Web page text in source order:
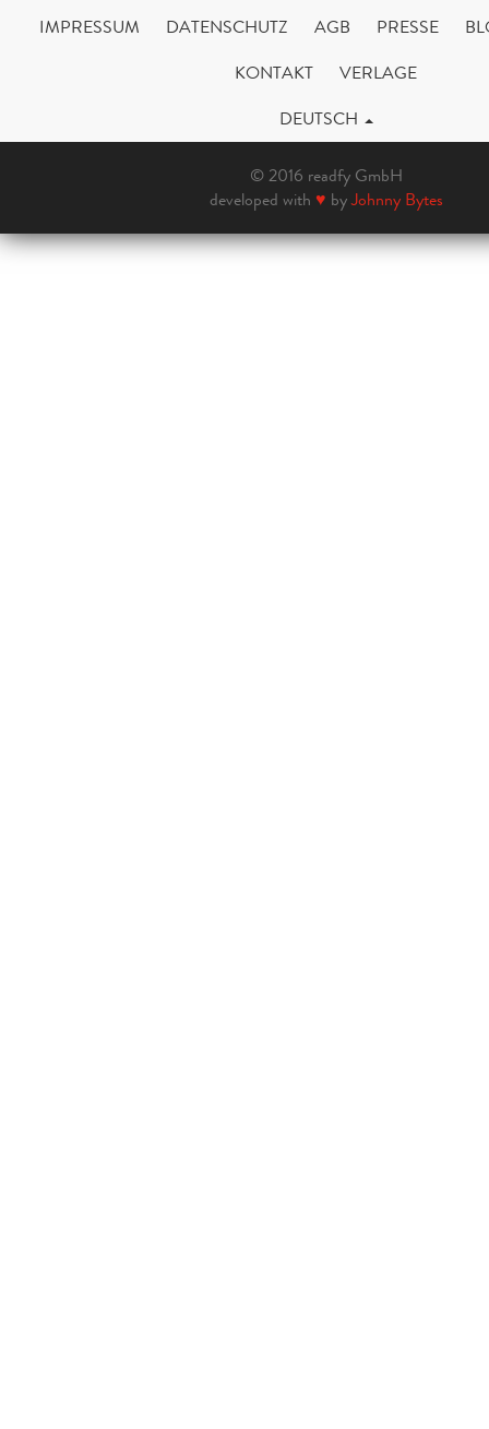
IMPRESSUM DATENSCHUTZ AGB PRESSE
KONTAKT
VERLAGE
DEUTSCH
© 2016 readfy GmbH
developed with ♥ byJohnny Bytes